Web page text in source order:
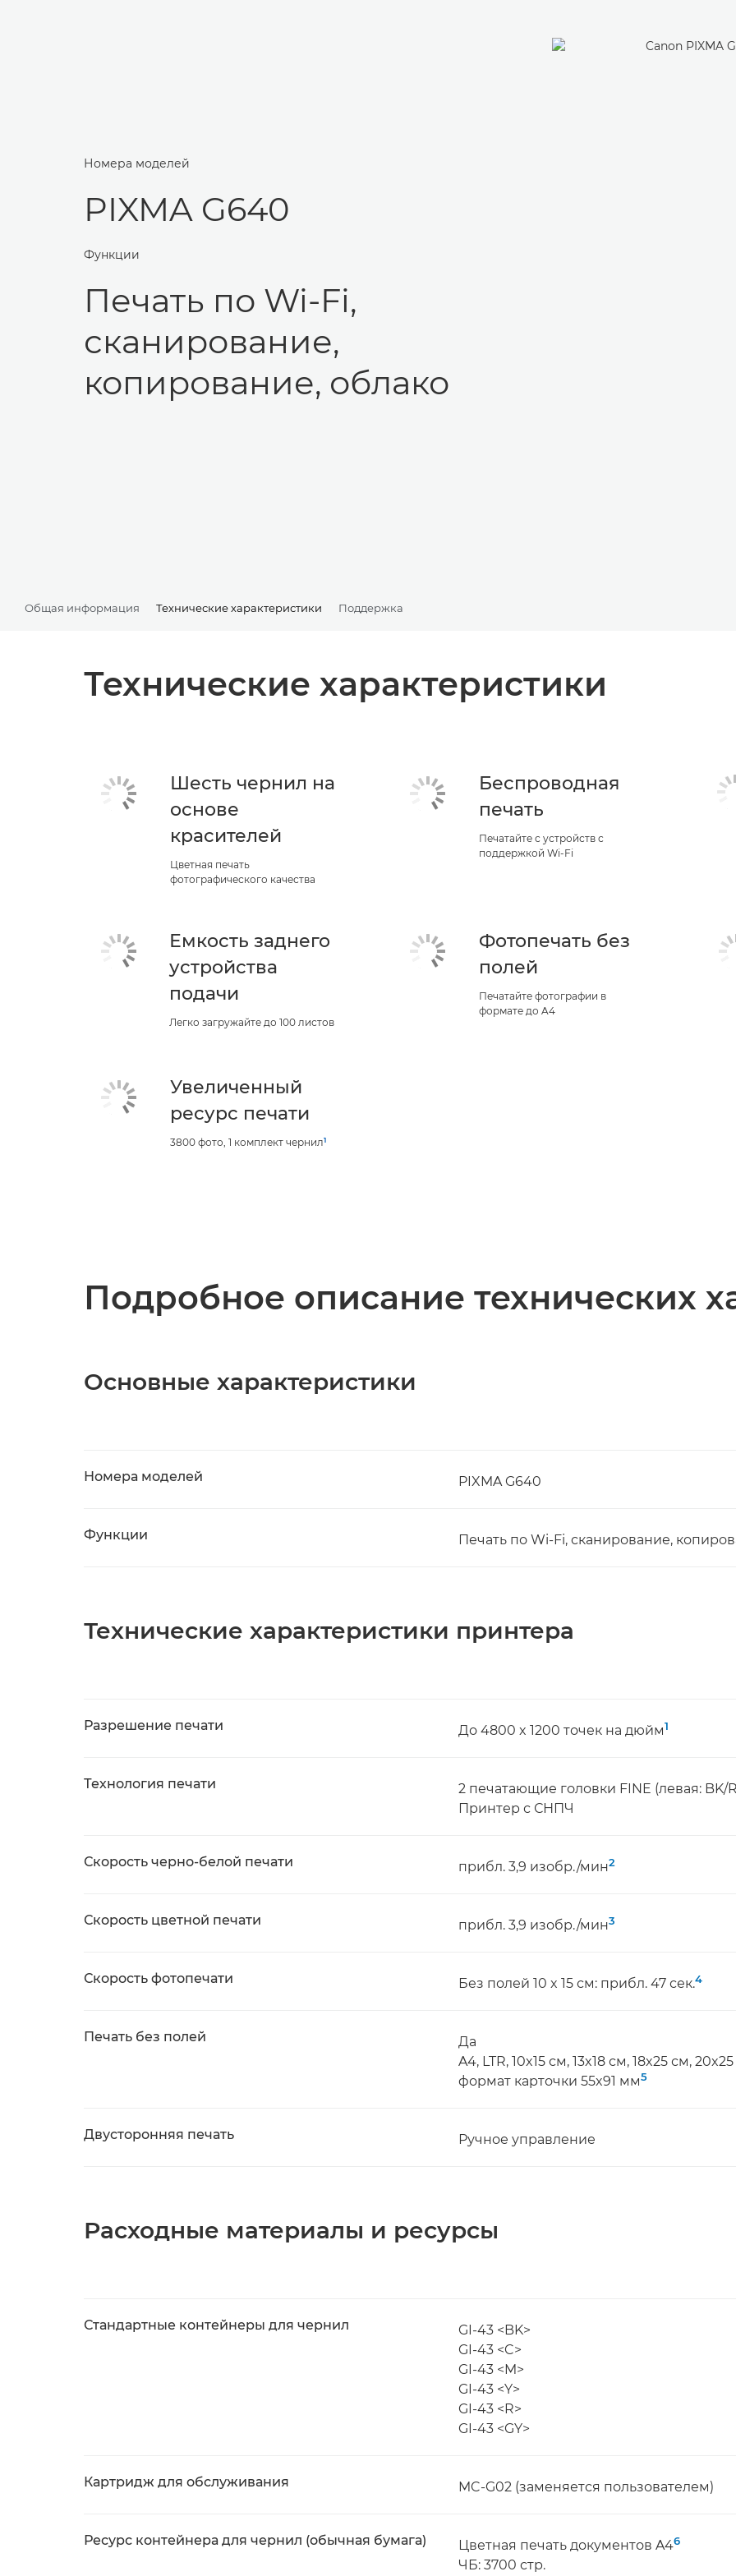
Номера моделей
PIXMA G640
Функции
Печать по Wi-Fi,
сканирование,
копирование, облако
Общая информация Технические характеристики Поддержка
Технические характеристики
Шесть чернил на
основе
красителей
Цветная печать
фотографического качества
Беспроводная
печать
Печатайте с устройств с
поддержкой Wi-Fi
Емкость заднего
устройства
подачи
Легко загружайте до 100 листов
Фотопечать без
полей
Печатайте фотографии в
формате до A4
Увеличенный
ресурс печати
3800 фото, 1 комплект чернил1
Подробное описание технических
Основные характеристики
Номера моделей PIXMA G640
Функции Печать по Wi-Fi, сканирование,
Технические характеристики принтера
Разрешение печати До 4800 x 1200 точек на дюйм1
Технология печати
2 печатающие головки FINE (левая: BK/
Принтер с СНПЧ
Скорость черно-белой печати прибл. 3,9 изобр./мин2
Скорость цветной печати прибл. 3,9 изобр./мин3
Скорость фотопечати Без полей 10 x 15 см: прибл. 47 сек.4
Печать без полей
Да
A4, LTR, 10x15 см, 13x18 см, 18x25 см,
формат карточки 55x91 мм5
Двусторонняя печать Ручное управление
Расходные материалы и ресурсы
Стандартные контейнеры для чернил
GI-43 <BK>
GI-43 <C>
GI-43 <M>
GI-43 <Y>
GI-43 <R>
GI-43 <GY>
Картридж для обслуживания MC-G02 (заменяется пользователем)
Ресурс контейнера для чернил (обычная бумага) Цветная печать документов A46
ЧБ: 3700 стр.